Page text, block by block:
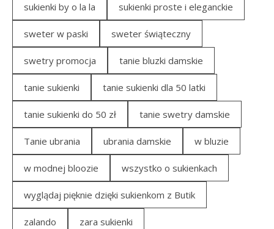
sukienki by o la la sukienki proste i eleganckie
sweter w paski sweter świąteczny
swetry promocja tanie bluzki damskie
tanie sukienki tanie sukienki dla 50 latki
tanie sukienki do 50 zł tanie swetry damskie
Tanie ubrania ubrania damskie w bluzie
w modnej bloozie wszystko o sukienkach
wyglądaj pięknie dzięki sukienkom z Butik
zalando zara sukienki